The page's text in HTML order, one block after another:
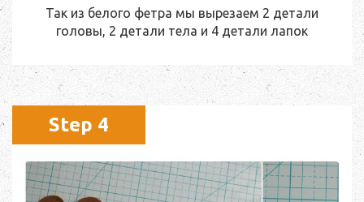
Так из белого фетра мы вырезаем 2 детали
головы, 2 детали тела и 4 детали лапок
Step 4